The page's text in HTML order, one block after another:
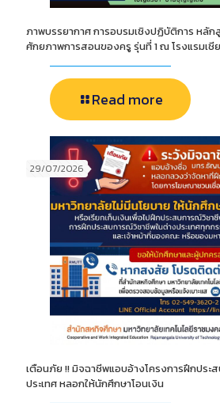
ภาพบรรยากาศ การอบรมเชิงปฏิบัติการ หลั
ศักยภาพการสอนของครู รุ่นที่ 1 ณ โรงแรมเ
Read more
29/07/2026
เตือนภัย !! มิจฉาชีพแอบอ้างโครงการฝึกประ
ประเทศ หลอกให้นักศึกษาโอนเงิน